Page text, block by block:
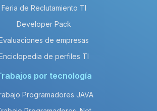
Feria de Reclutamiento TI
Developer Pack
de empresas
de perfiles TI
por tecnología
Programadores JAVA